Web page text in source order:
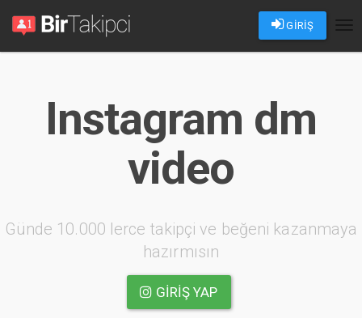
GİRİŞ
Instagram dm
video
Günde 10.000 lerce takipçi ve beğeni kazanmaya
hazırmısın
GIRIŞ YAP